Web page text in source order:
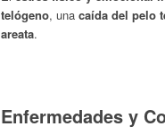
telógeno, una caída del pelo
areata.
Enfermedades y